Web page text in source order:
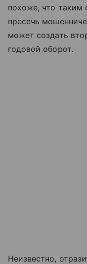
похоже, что таким
пресечь
может создать
годовой оборот.
Неизвестно,